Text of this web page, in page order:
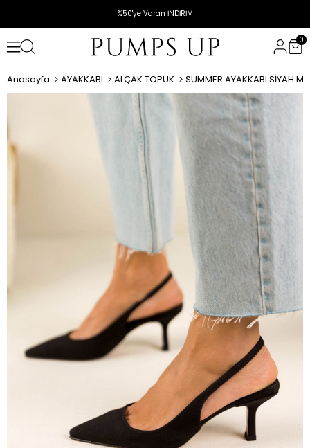
%50'ye Varan İNDİRİM
0
Anasayfa AYAKKABI ALÇAK TOPUK SUMMER AYAKKABI SİYAH